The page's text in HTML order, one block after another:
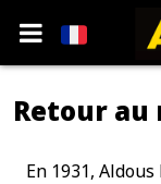
Retour au
En 1931,